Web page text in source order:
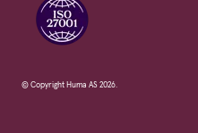
© Copyright Huma AS 2026.